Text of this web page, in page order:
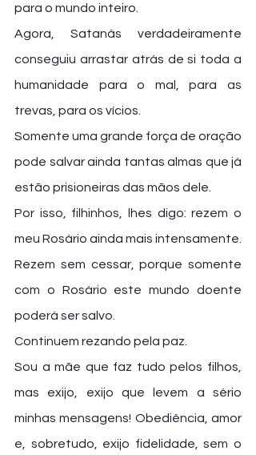
para o mundo inteiro.
Agora, Satanás verdadeiramente
conseguiu arrastar atrás de si toda a
humanidade para o mal, para as
trevas, para os vícios.
Somente uma grande força de oração
pode salvar ainda tantas almas que já
estão prisioneiras das mãos dele.
Por isso, filhinhos, lhes digo: rezem o
meu Rosário ainda mais intensamente.
Rezem sem cessar, porque somente
com o Rosário este mundo doente
poderá ser salvo.
Continuem rezando pela paz.
Sou a mãe que faz tudo pelos filhos,
mas exijo, exijo que levem a sério
minhas mensagens! Obediência, amor
e, sobretudo, exijo fidelidade, sem o